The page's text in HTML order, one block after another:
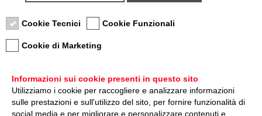
Privacy policy-Cookie policy
Nota sulla Certificazione
Cookie Tecnici Cookie Funzionali
Cookie di Marketing
Informazioni sui cookie presenti in questo sito
Utilizziamo i cookie per raccogliere e analizzare informazioni
sulle prestazioni e sull'utilizzo del sito, per fornire funzionalità di
social media e per migliorare e personalizzare contenuti e